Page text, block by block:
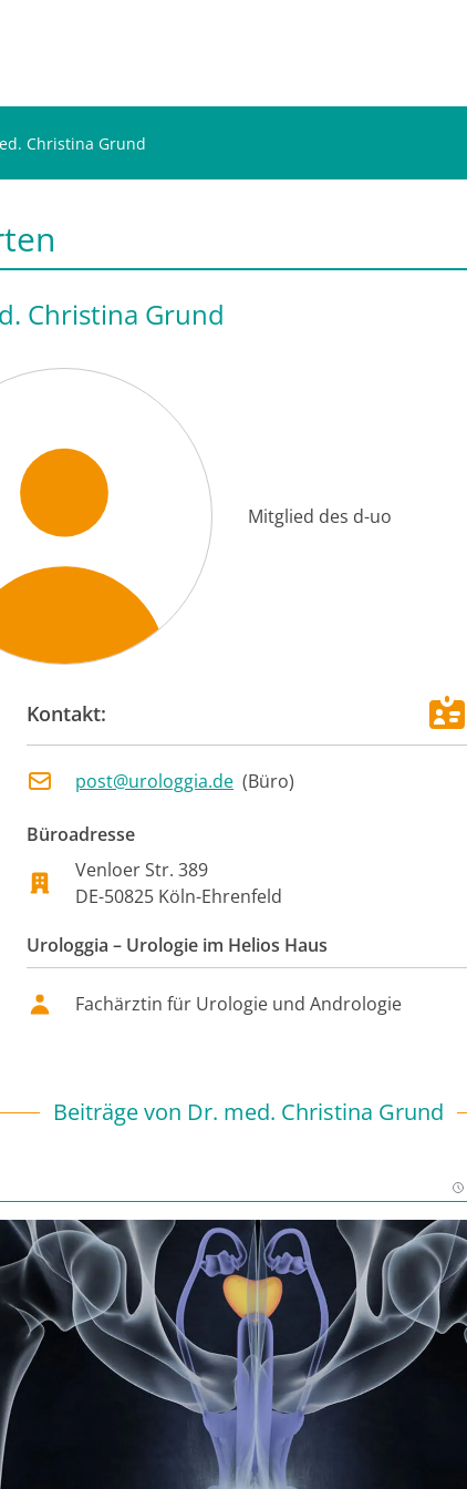
Christina Grund
Christina Grund
Mitglied des d-uo
Kontakt:
post@urologgia.de (Büro)
Büroadresse
Venloer Str. 389
DE-50825 Köln-Ehrenfeld
Urologgia – Urologie im Helios Haus
Fachärztin für Urologie und Andrologie
Beiträge von Dr. med. Christina Grund